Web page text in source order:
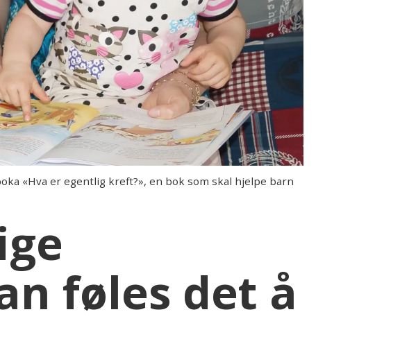
«Hva er egentlig kreft?», en bok som skal hjelpe barn
føles det å